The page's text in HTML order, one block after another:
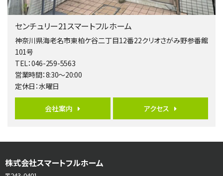
第5位
3,680万円
バ19分・ 歩8分
開放感があり日当たり良好な南西・北西角地区画。 …
第6位
4ＬＤＫ
さがみ野駅
センチュリー21スマートフルホーム
神奈川県海老名市東柏ケ谷二丁目12番22クリオさがみ野参番館
101号
TEL：046-259-5563
営業時間：8:30～20:00
定休日：水曜日
会社案内 アクセス
株式会社スマートフルホーム